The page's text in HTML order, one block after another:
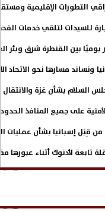
التطورات الإقليمية
ونساند مسارها نحو الاتحاد
السلام بشأن غزة
على جميع المنافذ
من قِبَل إسبانيا بشأن عمليات
تابعة لأدنوك أثناء عبورها